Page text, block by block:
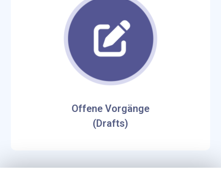
Offene Vorgänge
(Drafts)